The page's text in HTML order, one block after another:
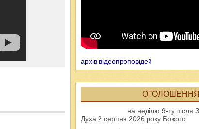
архів відеопроповідей
ОГОЛОШЕННЯ
на неділю 9-ту після
Духа 2 серпня 2026 року Божого